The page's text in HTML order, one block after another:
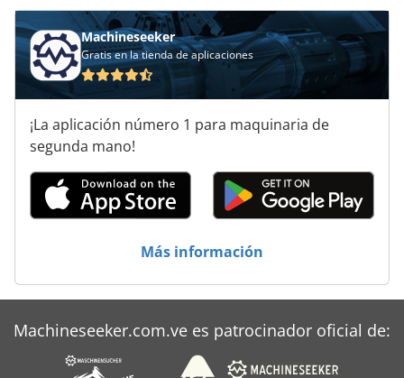
Unidad De Aire Comprimido
Machineseeker
Gratis en la tienda de aplicaciones
¡La aplicación número 1 para maquinaria de
segunda mano!
Más información
Machineseeker.com.ve es patrocinador oficial de: